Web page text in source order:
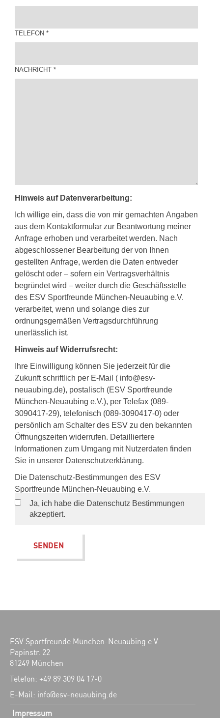
TELEFON *
NACHRICHT *
Ja, ich habe die Datenschutz Bestimmungen
akzeptiert.
Hinweis auf Datenverarbeitung:
Ich willige ein, dass die von mir gemachten Angaben
aus dem Kontaktformular zur Beantwortung meiner
Anfrage erhoben und verarbeitet werden. Nach
abgeschlossener Bearbeitung der von Ihnen
gestellten Anfrage, werden die Daten entweder
gelöscht oder – sofern ein Vertragsverhältnis
begründet wird – weiter durch die Geschäftsstelle
des ESV Sportfreunde München-Neuaubing e.V.
verarbeitet, wenn und solange dies zur
ordnungsgemäßen Vertragsdurchführung
unerlässlich ist.
Hinweis auf Widerrufsrecht:
Ihre Einwilligung können Sie jederzeit für die
Zukunft schriftlich per E-Mail ( info@esv-
neuaubing.de), postalisch (ESV Sportfreunde
München-Neuaubing e.V.), per Telefax (089-
3090417-29), telefonisch (089-3090417-0) oder
persönlich am Schalter des ESV zu den bekannten
Öffnungszeiten widerrufen. Detailliertere
Informationen zum Umgang mit Nutzerdaten finden
Sie in unserer Datenschutzerklärung.
Die Datenschutz-Bestimmungen des ESV
Sportfreunde München-Neuaubing e.V.
SENDEN
ESV Sportfreunde München-Neuaubing e.V.
Papinstr. 22
81249 München
Telefon: +49 89 309 04 17-0
E-Mail: info@esv-neuaubing.de
Impressum